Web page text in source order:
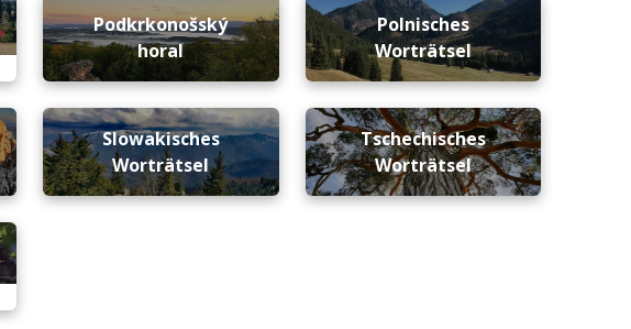
Podkrkonošský
horal
Polnisches
Worträtsel
Slowakisches
Worträtsel
Tschechisches
Worträtsel